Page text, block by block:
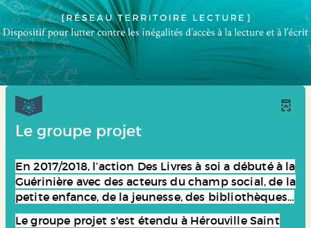
Le groupe projet
En 2017/2018, l’action Des Livres à soi a débuté à la
Guérinière avec des acteurs du champ social, de la
petite enfance, de la jeunesse, des bibliothèques…
Le groupe projet s'est étendu à Hérouville Saint